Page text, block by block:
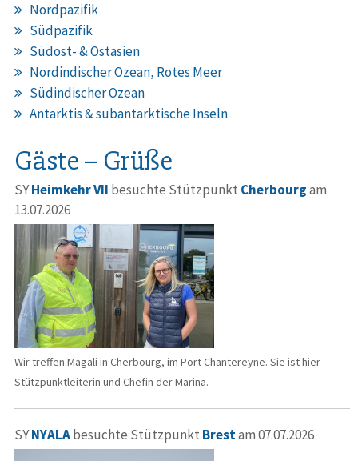
Nordpazifik
Südpazifik
Südost- & Ostasien
Nordindischer Ozean, Rotes Meer
Südindischer Ozean
Antarktis & subantarktische Inseln
Gäste – Grüße
SYHeimkehr VII besuchte Stützpunkt Cherbourgam
13.07.2026
Wir treffen Magali in Cherbourg, im Port Chantereyne. Sie ist hier
Stützpunktleiterin und Chefin der Marina.
SYNYALAbesuchte Stützpunkt Brestam 07.07.2026